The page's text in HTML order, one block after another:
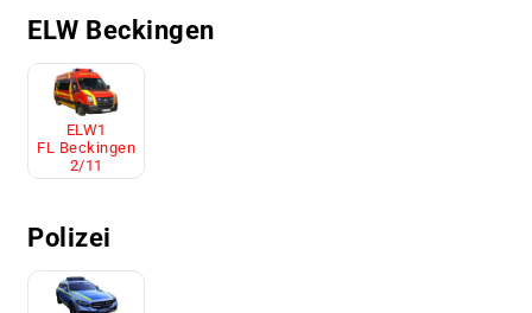
ELW Beckingen
ELW1
FL Beckingen
2/11
Polizei